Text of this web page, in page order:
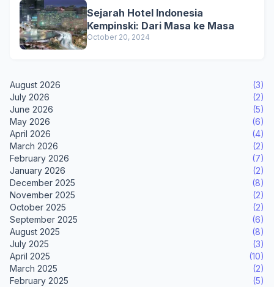
Sejarah Hotel Indonesia
Kempinski: Dari Masa ke Masa
October 20, 2024
August 2026
(3)
July 2026
(2)
June 2026
(5)
May 2026
(6)
April 2026
(4)
March 2026
(2)
February 2026
(7)
January 2026
(2)
December 2025
(8)
November 2025
(2)
October 2025
(2)
September 2025
(6)
August 2025
(8)
July 2025
(3)
April 2025
(10)
March 2025
(2)
February 2025
(5)